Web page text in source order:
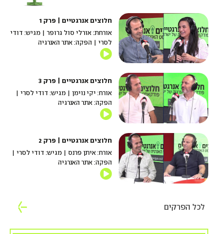
חלוצים אנרגטיים | פרק 1
אורחת: אורלי סול גרופר | מגיש: דודי
לסרי | הפקה: אתר האנרגיה
חלוצים אנרגטיים | פרק 3
אורח: יקי נוימן | מגיש: דודי לסרי |
הפקה: אתר האנרגיה
חלוצים אנרגטיים | פרק 2
אורח: איתן פרנס | מגיש: דודי לסרי |
הפקה: אתר האנרגיה
לכל הפרקים